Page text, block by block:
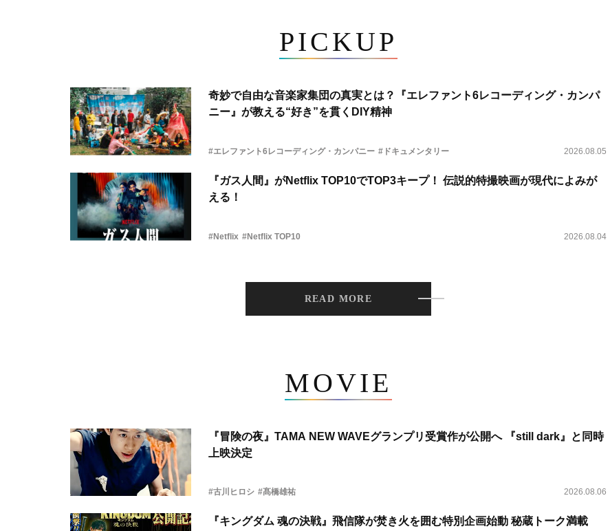
PICKUP
奇妙で自由な音楽家集団の真実とは？『エレファント6レコーディング・カンパ
ニー』が教える“好き”を貫くDIY精神
#エレファント6レコーディング・カンパニー #ドキュメンタリー 2026.08.05
『ガス人間』がNetflix TOP10でTOP3キープ！ 伝説的特撮映画が現代によみが
える！
#Netflix #Netflix TOP10 2026.08.04
READ MORE
MOVIE
『冒険の夜』TAMA NEW WAVEグランプリ受賞作が公開へ 『still dark』と同時
上映決定
#古川ヒロシ #髙橋雄祐 2026.08.06
『キングダム 魂の決戦』飛信隊が焚き火を囲む特別企画始動 秘蔵トーク満載